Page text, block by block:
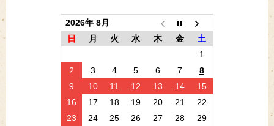
2026年 8月
日
月 火 水 木 金
土
1
2
3 4 5 6 7
8
9
10 11 12 13 14
15
16
17 18 19 20 21
22
23
24 25 26 27 28
29